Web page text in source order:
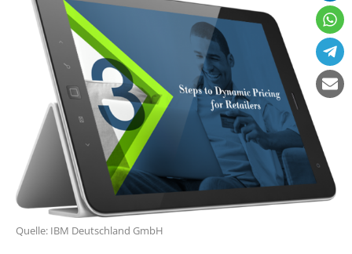
Quelle: IBM Deutschland GmbH